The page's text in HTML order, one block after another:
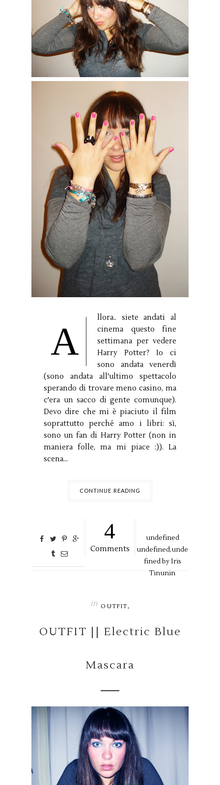
A
llora.. siete andati al
cinema questo fine
settimana per vedere
Harry Potter? Io ci
sono andata venerdì
(sono andata all'ultimo spettacolo
sperando di trovare meno casino, ma
c'era un sacco di gente comunque).
Devo dire che mi è piaciuto il film
soprattutto perché amo i libri: sì,
sono un fan di Harry Potter (non in
maniera folle, ma mi piace :)). La
scena...
CONTINUE READING
4
Comments
undefined
undefined,unde
fined byIris
Tinunin
in OUTFIT,
OUTFIT || Electric Blue
Mascara